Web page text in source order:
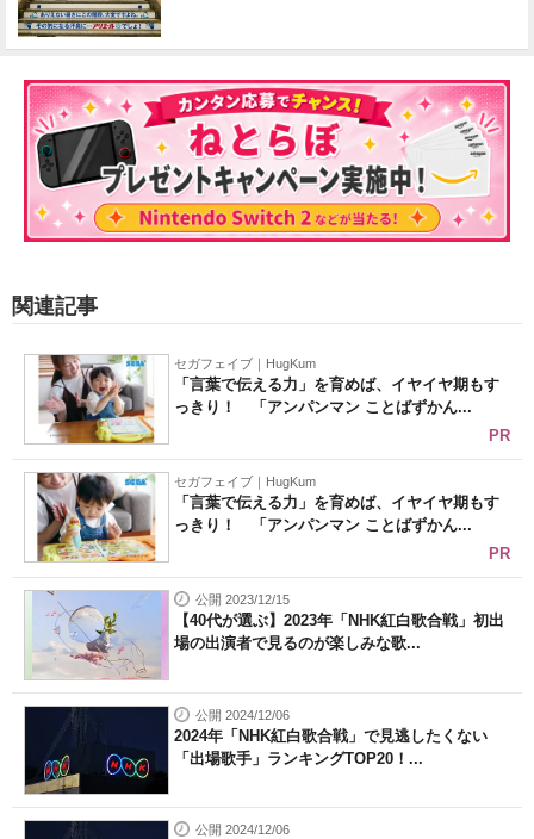
関連記事
セガフェイブ｜HugKum
「言葉で伝える力」を育めば、イヤイヤ期もす
っきり！ 「アンパンマン ことばずかん...
PR
セガフェイブ｜HugKum
「言葉で伝える力」を育めば、イヤイヤ期もす
っきり！ 「アンパンマン ことばずかん...
PR
公開 2023/12/15
【40代が選ぶ】2023年「NHK紅白歌合戦」初出
場の出演者で見るのが楽しみな歌...
公開 2024/12/06
2024年「NHK紅白歌合戦」で見逃したくない
「出場歌手」ランキングTOP20！...
公開 2024/12/06